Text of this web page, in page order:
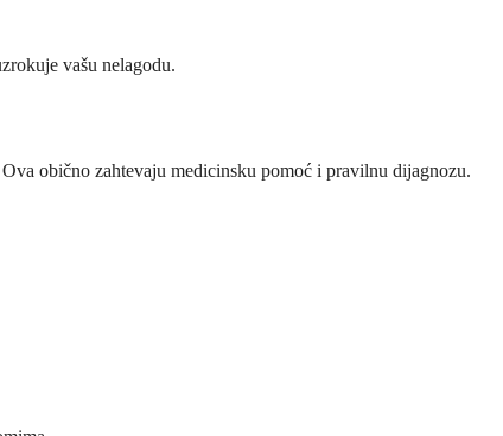
vašu nelagodu.
obično zahtevaju medicinsku pomoć i pravilnu dijagnozu.